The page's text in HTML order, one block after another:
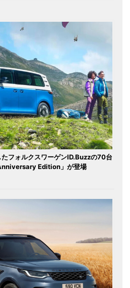
フォルクスワーゲンID.Buzzの70台
Edition」が登場